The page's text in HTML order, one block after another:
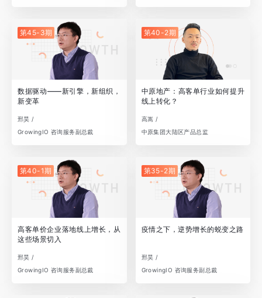
第45-3期
数据驱动——新引擎，新组织，
新变革
邢昊 /
GrowingIO 咨询服务副总裁
第40-2期
中原地产：高客单行业如何提升
线上转化？
高嵩 /
中原集团大陆区产品总监
第40-1期
高客单价企业落地线上增长，从
这些场景切入
邢昊 /
GrowingIO 咨询服务副总裁
第35-2期
疫情之下，逆势增长的蜕变之路
邢昊 /
GrowingIO 咨询服务副总裁